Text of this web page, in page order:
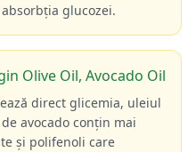
glucozei.
Olive Oil, Avocado Oil
direct glicemia, uleiul
avocado conțin mai
și polifenoli care